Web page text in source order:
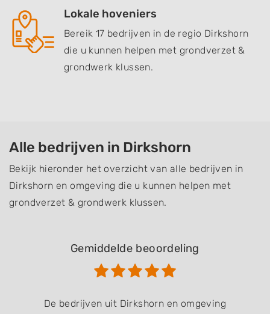
Lokale hoveniers
Bereik 17 bedrijven in de regio Dirkshorn
die u kunnen helpen met grondverzet &
grondwerk klussen.
Alle bedrijven in Dirkshorn
Bekijk hieronder het overzicht van alle bedrijven in
Dirkshorn en omgeving die u kunnen helpen met
grondverzet & grondwerk klussen.
Gemiddelde beoordeling
De bedrijven uit Dirkshorn en omgeving